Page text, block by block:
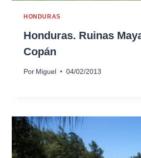
HONDURAS
Honduras. Ruinas
Copán
Por Miguel 04/02/2013